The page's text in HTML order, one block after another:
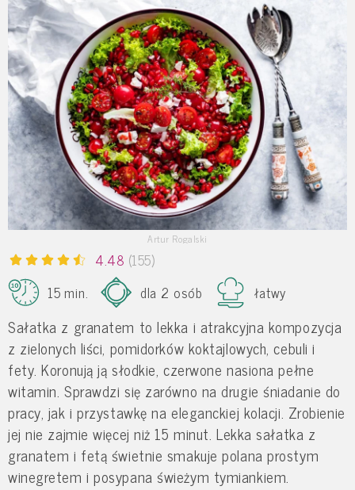
Artur Rogalski
4.48 (155)
15 min.
dla 2 osób łatwy
Sałatka z granatem to lekka i atrakcyjna kompozycja
z zielonych liści, pomidorków koktajlowych, cebuli i
fety. Koronują ją słodkie, czerwone nasiona pełne
witamin. Sprawdzi się zarówno na drugie śniadanie do
pracy, jak i przystawkę na eleganckiej kolacji. Zrobienie
jej nie zajmie więcej niż 15 minut. Lekka sałatka z
granatem i fetą świetnie smakuje polana prostym
winegretem i posypana świeżym tymiankiem.